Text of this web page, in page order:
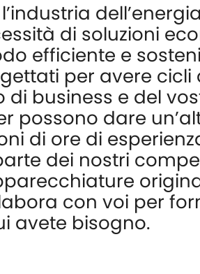
di soluzioni
efficiente e
per avere cicli
business e del
possono dare
di ore di
dei nostri
con voi per
avete bisogno.